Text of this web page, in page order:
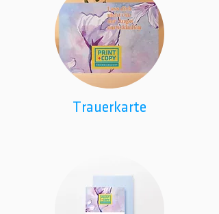
Trauerkarte